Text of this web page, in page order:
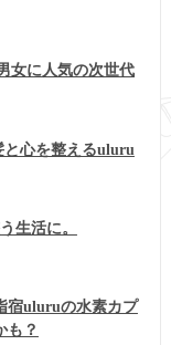
女に人気の次世代
と心を整えるuluru
生活に。
宿uluruの水素カプ
も？